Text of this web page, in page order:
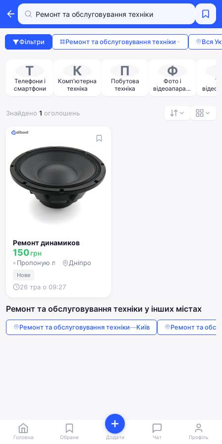
Фільтри Ремонт та обслуговування техніки Вся
Т
Телефони і
смартфони
К
Комп'ютерна
техніка
П
Побутова
техніка
Ф
Фото і
відеоапарату
Тв
Знайдено 1 оголошень
Ремонт динамиков
150грн
Пропоную послугуДніпро
Нове
26 тра о 09:27
Ремонт та обслуговування техніки у інших містах
Ремонт та обслуговування техніки—Київ Ремонт та
Головна Обране Додати Чат Профіль